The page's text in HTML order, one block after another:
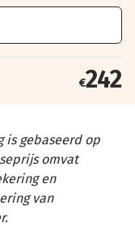
€242
is gebaseerd op
omvat
en
van